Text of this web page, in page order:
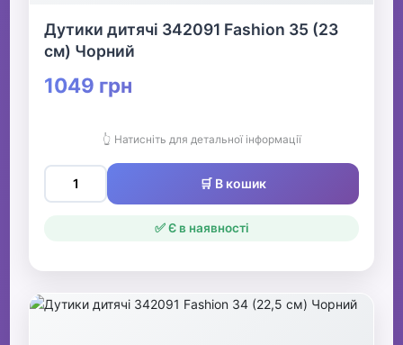
Дутики дитячі 342091 Fashion 35 (23
см) Чорний
1049 грн
👆 Натисніть для детальної інформації
🛒 В кошик
✅ Є в наявності